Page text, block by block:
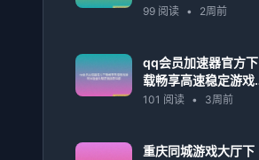
创佳绩 力争为国争光
99 阅读 • 2周前
qq会员加速器官方下
载畅享高速稳定游戏
体验全攻略安装指南
101 阅读 • 3周前
重庆同城游戏大厅下